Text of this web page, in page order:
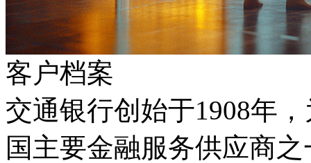
客户档案
交通银行创始于1908年
国主要金融服务供应商之